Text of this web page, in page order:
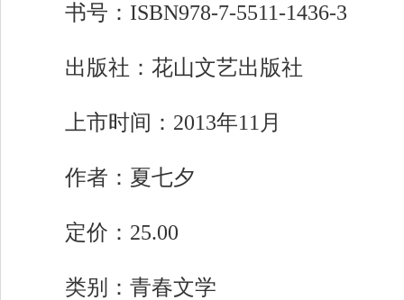
书号：ISBN978-7-5511-1436-3
出版社：花山文艺出版社
上市时间：2013年11月
作者：夏七夕
定价：25.00
类别：青春文学